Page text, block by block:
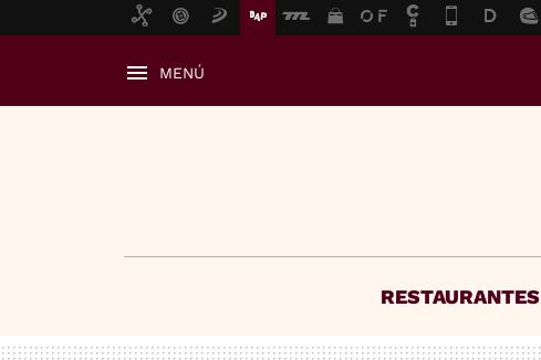
MENÚ
RESTAURANTES